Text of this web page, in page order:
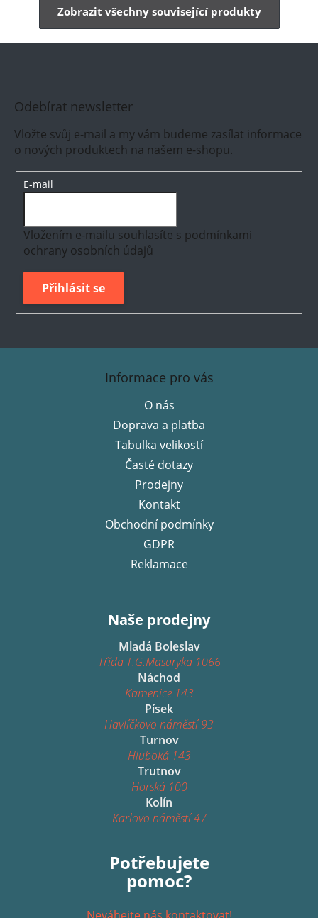
Zobrazit všechny související produkty
Odebírat newsletter
Vložte svůj e-mail a my vám budeme zasílat informace
o nových produktech na našem e-shopu.
E-mail
Vložením e-mailu souhlasíte s podmínkami
ochrany osobních údajů
Přihlásit se
Z
Informace pro vás
O nás
Doprava a platba
Tabulka velikostí
Časté dotazy
Prodejny
Kontakt
Obchodní podmínky
GDPR
Reklamace
Naše prodejny
Mladá Boleslav
Třída T.G.Masaryka 1066
Náchod
Kamenice 143
Písek
Havlíčkovo náměstí 93
Turnov
Hluboká 143
Trutnov
Horská 100
Kolín
Karlovo náměstí 47
Potřebujete
pomoc?